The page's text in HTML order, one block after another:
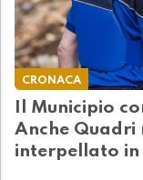
CRONACA
Il Municipio
Anche Quadri
interpellato